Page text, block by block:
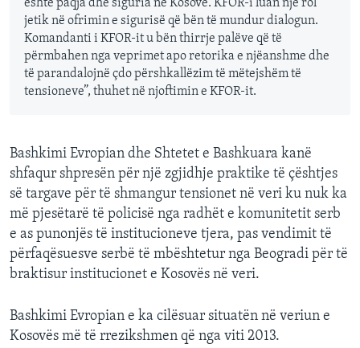
është paqja dhe siguria në Kosovë. KFOR-i luan një rol
jetik në ofrimin e sigurisë që bën të mundur dialogun.
Komandanti i KFOR-it u bën thirrje palëve që të
përmbahen nga veprimet apo retorika e njëanshme dhe
të parandalojnë çdo përshkallëzim të mëtejshëm të
tensioneve”, thuhet në njoftimin e KFOR-it.
Bashkimi Evropian dhe Shtetet e Bashkuara kanë
shfaqur shpresën për një zgjidhje praktike të çështjes
së targave për të shmangur tensionet në veri ku nuk ka
më pjesëtarë të policisë nga radhët e komunitetit serb
e as punonjës të institucioneve tjera, pas vendimit të
përfaqësuesve serbë të mbështetur nga Beogradi për të
braktisur institucionet e Kosovës në veri.
Bashkimi Evropian e ka cilësuar situatën në veriun e
Kosovës më të rrezikshmen që nga viti 2013.